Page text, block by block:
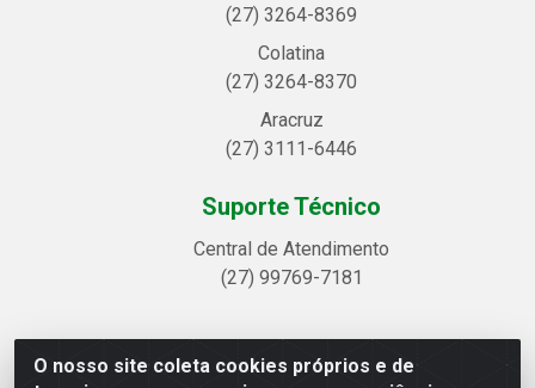
O nosso site coleta cookies próprios e de
(27) 3264-8369
Colatina
(27) 3264-8370
Aracruz
(27) 3111-6446
Suporte Técnico
Central de Atendimento
(27) 99769-7181
Linhavix Distribuidora LTDA - Avenida Alegre, 2521 -